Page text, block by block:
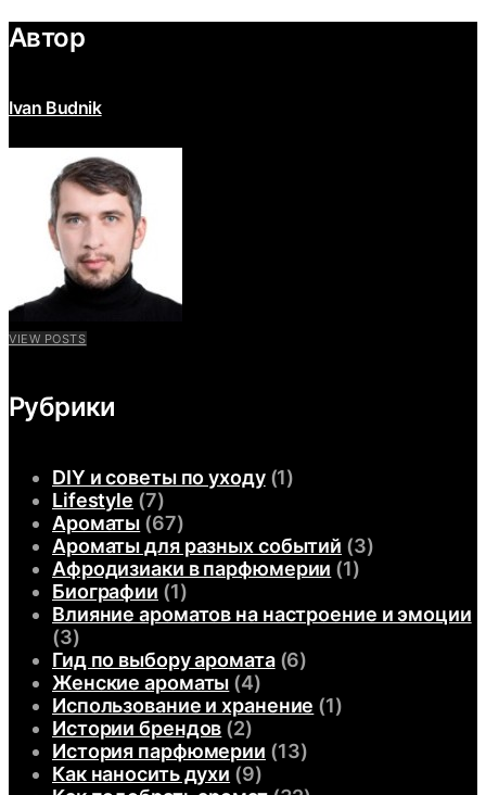
Автор
Ivan Budnik
VIEW POSTS
Рубрики
DIY и советы по уходу(1)
Lifestyle (7)
Ароматы (67)
Ароматы для разных событий (3)
Афродизиаки в парфюмерии (1)
Биографии (1)
Влияние ароматов на настроение и эмоции
(3)
Гид по выбору аромата(6)
Женские ароматы (4)
Использование и хранение (1)
Истории брендов (2)
История парфюмерии (13)
Как наносить духи (9)